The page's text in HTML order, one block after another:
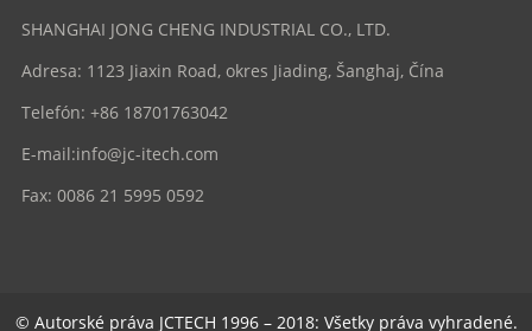
SHANGHAI JONG CHENG INDUSTRIAL CO., LTD.
Adresa: 1123 Jiaxin Road, okres Jiading, Šanghaj, Čína
Telefón: +86 18701763042
E-mail:info@jc-itech.com
Fax: 0086 21 5995 0592
© Autorské práva JCTECH 1996 – 2018: Všetky práva vyhradené.